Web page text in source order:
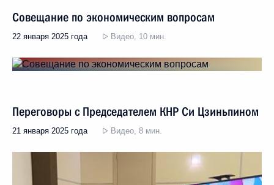
Совещание по экономическим вопросам
22 января 2025 года Видео, 10 мин.
Переговоры с Председателем КНР Си Цзиньпином
21 января 2025 года Видео, 8 мин.